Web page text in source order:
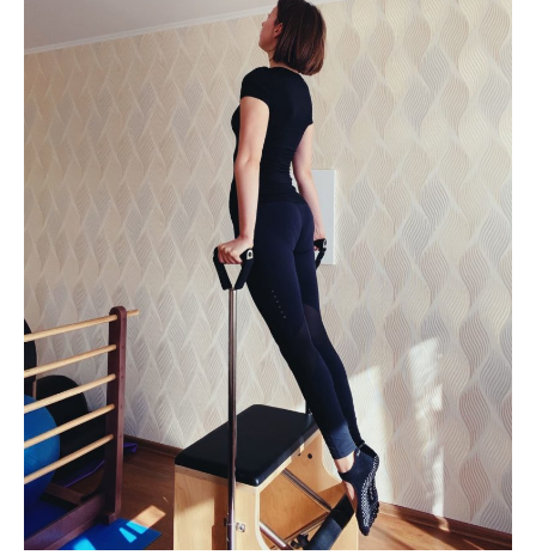
Соматика
О тренере
Блог
Русский
Как расслабить диафрагму?
Как вернуть чувствительность
живота?
ПРИНЦИПЫ РЕГУЛЯРНЫХ
ТРЕНИРОВОК (можно
подставить любое занятие